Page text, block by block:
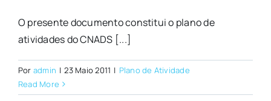
O presente documento constitui o plano de
atividades do CNADS [...]
Por admin | 23 Maio 2011 | Plano de Atividade
Read More